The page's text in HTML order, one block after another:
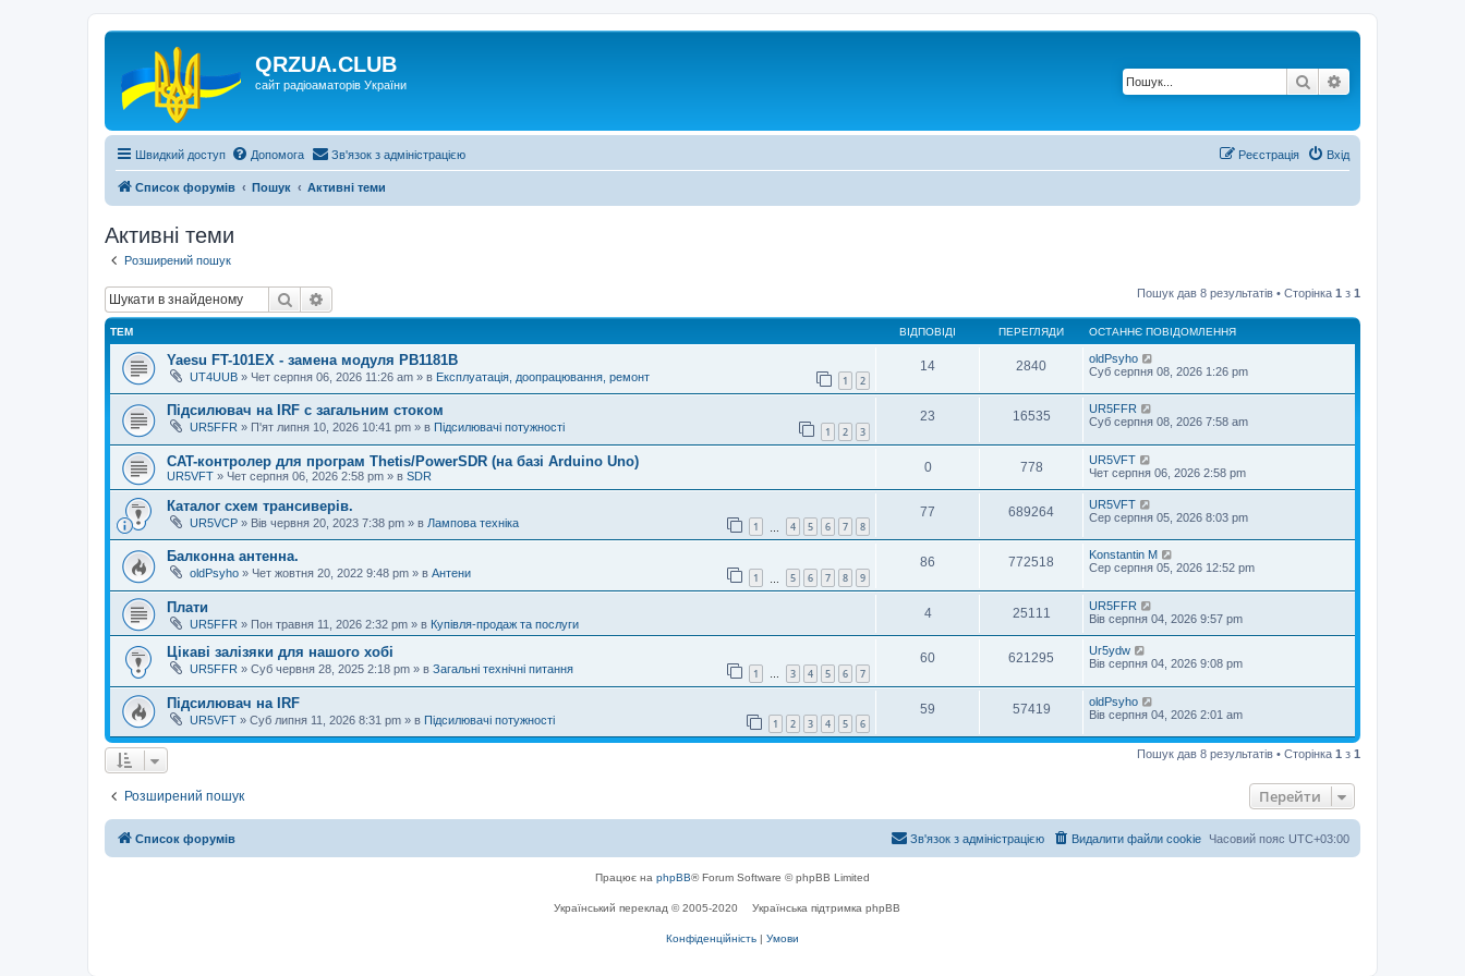
QRZUA.CLUB
сайт радіоаматорів України Пошук
Швидкий доступ Допомога Зв'язок з адміністрацією Вхід
Реєстрація
Список форумів Пошук Активні теми
Активні теми
Розширений пошук
Пошук Пошук дав 8 результатів • Сторінка 1 з 1
ТЕМ ВІДПОВІДІ ПЕРЕГЛЯДИ ОСТАННЄ ПОВІДОМЛЕННЯ
Yaesu FT-101EX - замена модуля PB1181B
UT4UUB » Чет серпня 06, 2026 11:26 am » в Експлуатація, доопрацювання, ремонт 1 2
14 2840
oldPsyho
Суб серпня 08, 2026 1:26 pm
Підсилювач на IRF с загальним стоком
UR5FFR » П'ят липня 10, 2026 10:41 pm » в Підсилювачі потужності 1 2 3
23 16535
UR5FFR
Суб серпня 08, 2026 7:58 am
CAT-контролер для програм Thetis/PowerSDR (на базі Arduino Uno)
UR5VFT » Чет серпня 06, 2026 2:58 pm » в SDR
0 778
UR5VFT
Чет серпня 06, 2026 2:58 pm
Каталог схем трансиверів.
UR5VCP » Вів червня 20, 2023 7:38 pm » в Лампова техніка 1 4 5 6 7 8
77 689264
UR5VFT
Сер серпня 05, 2026 8:03 pm
Балконна антенна.
oldPsyho » Чет жовтня 20, 2022 9:48 pm » в Антени 1 5 6 7 8 9
86 772518
Konstantin M
Сер серпня 05, 2026 12:52 pm
Плати
UR5FFR » Пон травня 11, 2026 2:32 pm » в Купівля-продаж та послуги
4 25111
UR5FFR
Вів серпня 04, 2026 9:57 pm
Цікаві залізяки для нашого хобі
UR5FFR » Суб червня 28, 2025 2:18 pm » в Загальні технічні питання 1 … 3 4 5 6 7
60 621295
Ur5ydw
Вів серпня 04, 2026 9:08 pm
Підсилювач на IRF
UR5VFT » Суб липня 11, 2026 8:31 pm » в Підсилювачі потужності 1 2 3 4 5 6
59 57419
oldPsyho
Вів серпня 04, 2026 2:01 am
Пошук дав 8 результатів • Сторінка 1 з 1
Розширений пошук Перейти
Список форумів Часовий пояс UTC+03:00
Видалити файли cookie
Зв'язок з адміністрацією
Працює на phpBB® Forum Software © phpBB Limited
Український переклад © 2005-2020 Українська підтримка phpBB
Конфіденційність | Умови